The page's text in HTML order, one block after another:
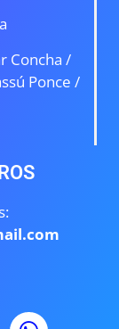
Concha /
Ponce /